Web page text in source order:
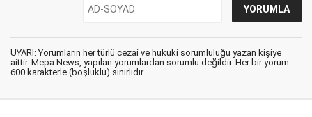
UYARI: Yorumların her türlü cezai ve hukuki sorumluluğu yazan kişiye
aittir. Mepa News, yapılan yorumlardan sorumlu değildir. Her bir yorum
600 karakterle (boşluklu) sınırlıdır.